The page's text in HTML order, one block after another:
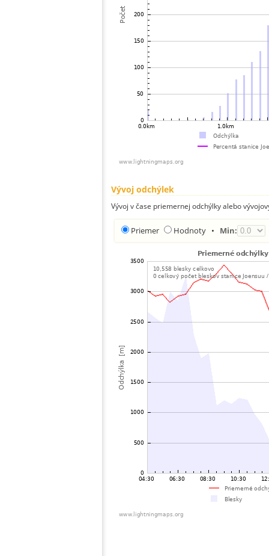
Vývoj odchýlek
Vývoj v čase priemernej odchýlky alebo
Priemer Hodnoty • Min: